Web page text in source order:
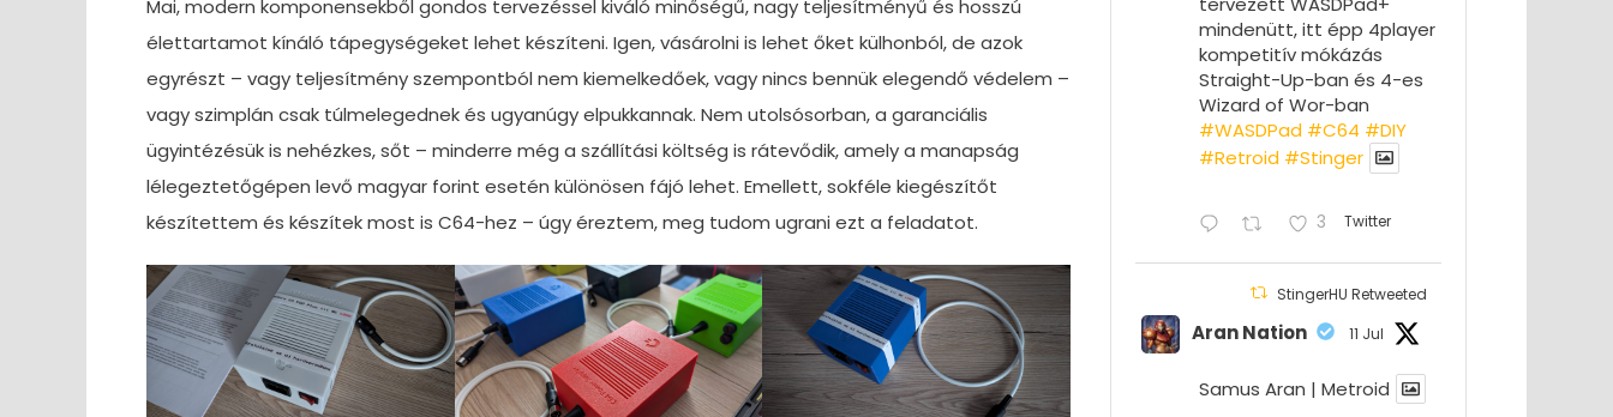
Mai, modern komponensekből gondos tervezéssel kiváló minőségű, nagy teljesítményű és hosszú
élettartamot kínáló tápegységeket lehet készíteni. Igen, vásárolni is lehet őket külhonból, de azok
egyrészt – vagy teljesítmény szempontból nem kiemelkedőek, vagy nincs bennük elegendő védelem –
vagy szimplán csak túlmelegednek és ugyanúgy elpukkannak. Nem utolsósorban, a garanciális
ügyintézésük is nehézkes, sőt – minderre még a szállítási költség is rátevődik, amely a manapság
lélegeztetőgépen levő magyar forint esetén különösen fájó lehet. Emellett, sokféle kiegészítőt
készítettem és készítek most is C64-hez – úgy éreztem, meg tudom ugrani ezt a feladatot.
mindenütt, itt épp 4player
kompetitív mókázás
Straight-Up-ban és 4-es
Wizard of Wor-ban
#WASDPad #C64 #DIY
#Retroid #Stinger
3 Twitter
StingerHU Retweeted
Aran Nation 11 Jul
Samus Aran | Metroid